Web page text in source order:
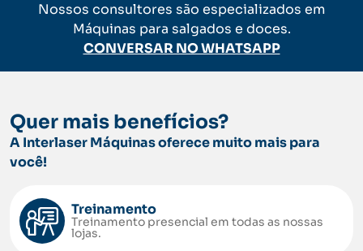
Nossos consultores são especializados em
Máquinas para salgados e doces.
CONVERSAR NO WHATSAPP
Quer mais benefícios?
A Interlaser Máquinas oferece muito mais para
você!
Treinamento
Treinamento presencial em todas as nossas
lojas.